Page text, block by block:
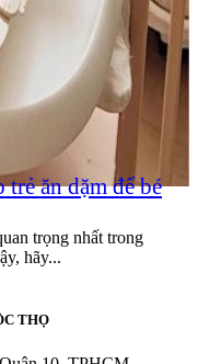
ăn dặm để bé
trọng nhất trong
hãy...
THỌ